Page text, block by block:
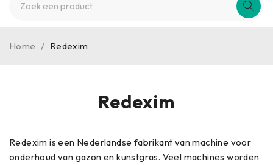
Redexim
Home / Redexim
Redexim is een Nederlandse fabrikant van machine voor
onderhoud van gazon en kunstgras. Veel machines worden